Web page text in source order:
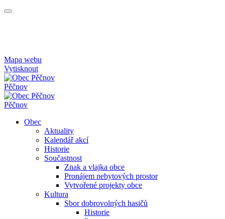
Mapa webu
Vytisknout
Pěčnov
Pěčnov
Obec
Aktuality
Kalendář akcí
Historie
Součastnost
Znak a vlajka obce
Pronájem nebytových prostor
Vytvořené projekty obce
Kultura
Sbor dobrovolných hasičů
Historie